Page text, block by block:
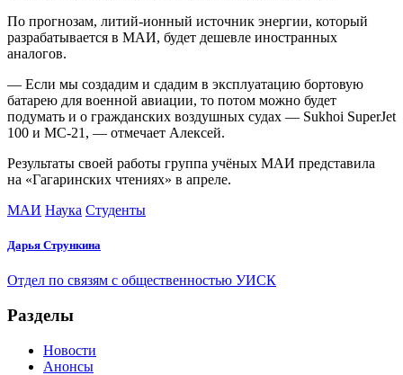
По прогнозам, литий-ионный источник энергии, который
разрабатывается в МАИ, будет дешевле иностранных
аналогов.
— Если мы создадим и сдадим в эксплуатацию бортовую
батарею для военной авиации, то потом можно будет
подумать и о гражданских воздушных судах — Sukhoi SuperJet
100 и МС-21, — отмечает Алексей.
Результаты своей работы группа учёных МАИ представила
на «Гагаринских чтениях» в апреле.
МАИ Наука Студенты
Дарья Стрункина
Отдел по связям с общественностью УИСК
Разделы
Новости
Анонсы